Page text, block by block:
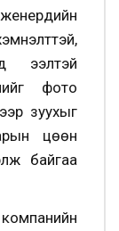
ээлтэй
фото
зуухыг
цөөн
байгаа